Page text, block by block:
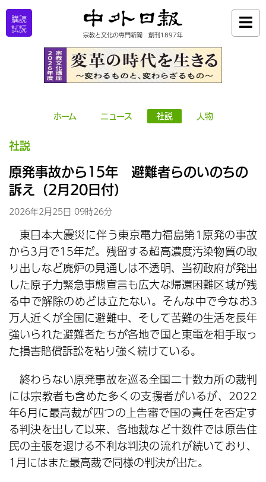
購読
試読
宗教と文化の専門新聞 創刊1897年
ホーム ニュース 社説 人物
社説
原発事故から15年 避難者らのいのちの
訴え（2月20日付）
2026年2月25日 09時26分
東日本大震災に伴う東京電力福島第1原発の事故
から3月で15年だ。残留する超高濃度汚染物質の取
り出しなど廃炉の見通しは不透明、当初政府が発出
した原子力緊急事態宣言も広大な帰還困難区域が残
る中で解除のめどは立たない。そんな中で今なお3
万人近くが全国に避難中、そして苦難の生活を長年
強いられた避難者たちが各地で国と東電を相手取っ
た損害賠償訴訟を粘り強く続けている。
終わらない原発事故を巡る全国二十数カ所の裁判
には宗教者も含めた多くの支援者がいるが、2022
年6月に最高裁が四つの上告審で国の責任を否定す
る判決を出して以来、各地裁など十数件では原告住
民の主張を退ける不利な判決の流れが続いており、
1月にはまた最高裁で同様の判決が出た。